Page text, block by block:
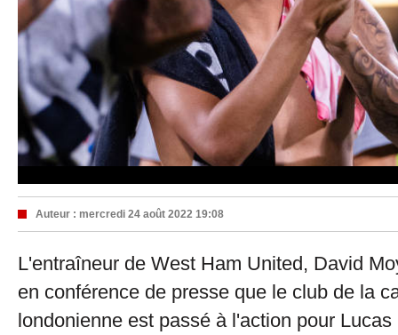
Auteur : mercredi 24 août 2022 19:08
L'entraîneur de West Ham United, David
en conférence de presse que le club de la
londonienne est passé à l'action pour